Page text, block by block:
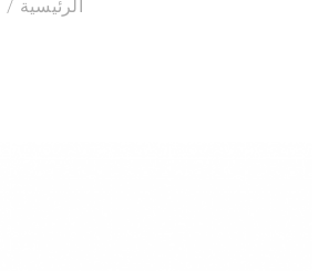
الرئيسية